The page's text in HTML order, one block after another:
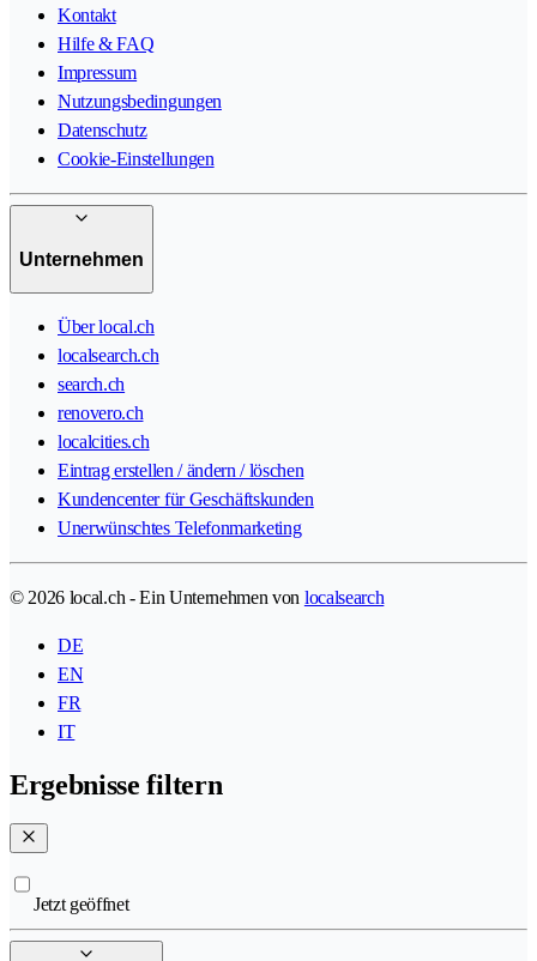
Kontakt
Hilfe & FAQ
Impressum
Nutzungsbedingungen
Datenschutz
Cookie-Einstellungen
Unternehmen
Über local.ch
localsearch.ch
search.ch
renovero.ch
localcities.ch
Eintrag erstellen / ändern / löschen
Kundencenter für Geschäftskunden
Unerwünschtes Telefonmarketing
© 2026 local.ch - Ein Unternehmen von localsearch
DE
EN
FR
IT
Ergebnisse filtern
Jetzt geöffnet